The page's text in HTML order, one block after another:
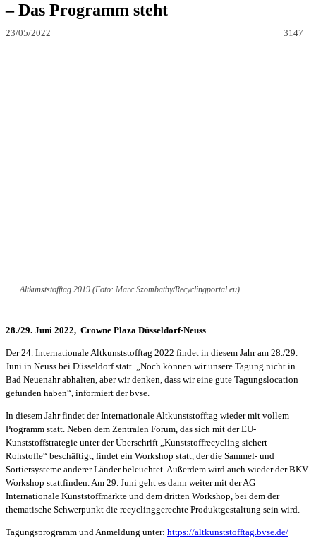
– Das Programm steht
23/05/2022 3147
Altkunststofftag 2019 (Foto: Marc Szombathy/Recyclingportal.eu)
28./29. Juni 2022, Crowne Plaza Düsseldorf-Neuss
Der 24. Internationale Altkunststofftag 2022 findet in diesem Jahr am 28./29.
Juni in Neuss bei Düsseldorf statt. „Noch können wir unsere Tagung nicht in
Bad Neuenahr abhalten, aber wir denken, dass wir eine gute Tagungslocation
gefunden haben“, informiert der bvse.
In diesem Jahr findet der Internationale Altkunststofftag wieder mit vollem
Programm statt. Neben dem Zentralen Forum, das sich mit der EU-
Kunststoffstrategie unter der Überschrift „Kunststoffrecycling sichert
Rohstoffe“ beschäftigt, findet ein Workshop statt, der die Sammel- und
Sortiersysteme anderer Länder beleuchtet. Außerdem wird auch wieder der BKV-
Workshop stattfinden. Am 29. Juni geht es dann weiter mit der AG
Internationale Kunststoffmärkte und dem dritten Workshop, bei dem der
thematische Schwerpunkt die recyclinggerechte Produktgestaltung sein wird.
Tagungsprogramm und Anmeldung unter: https://altkunststofftag.bvse.de/